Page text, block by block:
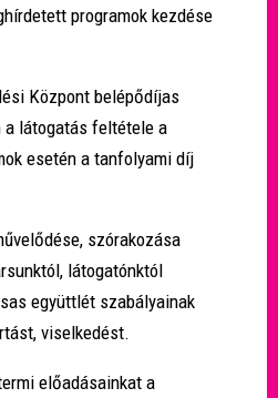
programok kezdése
Központ belépődíjas
a látogatás feltétele a
esetén a tanfolyami díj
szórakozása
látogatónktól
együttlét szabályainak
viselkedést.
előadásainkat a